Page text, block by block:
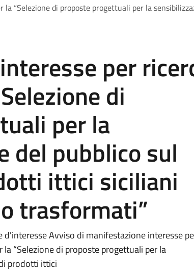
“Selezione di proposte progettuali per la
per
di
per la
del pubblico sul
ittici siciliani
trasformati”
Avviso di manifestazione interesse
“Selezione di proposte progettuali per la
prodotti ittici